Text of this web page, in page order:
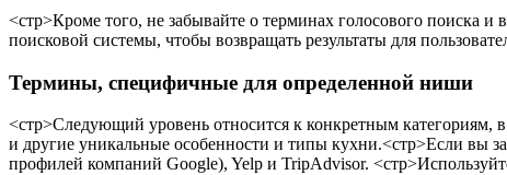
<стр>Кроме того, не забывайте о терминах голосового поиска
поисковой системы, чтобы возвращать результаты для
Термины, специфичные для определенной ниши
<стр>Следующий уровень относится к конкретным категориям,
и другие уникальные особенности и типы кухни.<стр>Если вы
профилей компаний Google), Yelp и TripAdvisor.